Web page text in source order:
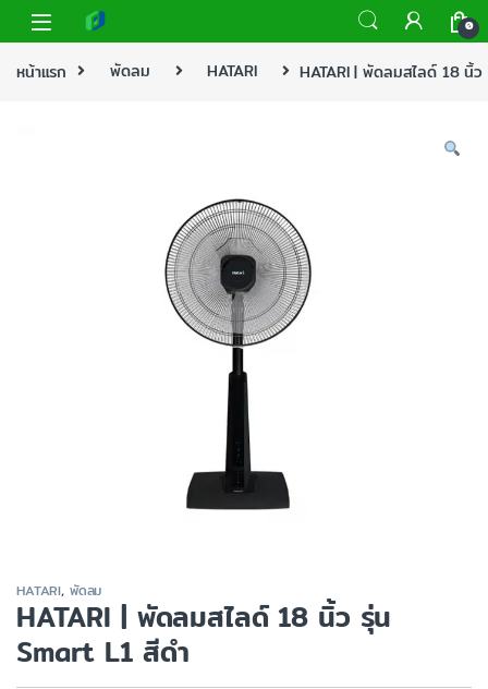
0
หน้าแรก พัดลม HATARI HATARI | พัดลมสไลด์ 18 นิ้
HATARI, พัดลม
HATARI | พัดลมสไลด์ 18 นิ้ว รุ่น
Smart L1 สีดำ